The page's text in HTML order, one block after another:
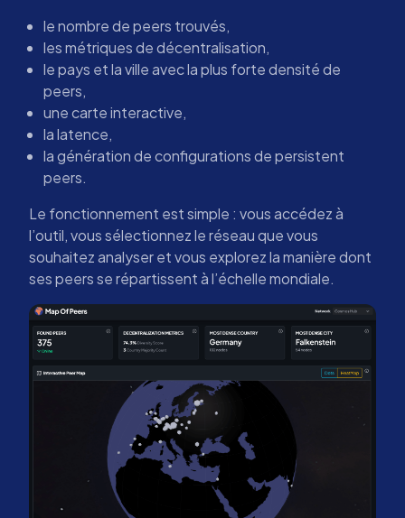
le nombre de peers trouvés,
les métriques de décentralisation,
le pays et la ville avec la plus forte densité de
peers,
une carte interactive,
la latence,
la génération de configurations de persistent
peers.
Le fonctionnement est simple : vous accédez à
l’outil, vous sélectionnez le réseau que vous
souhaitez analyser et vous explorez la manière dont
ses peers se répartissent à l’échelle mondiale.